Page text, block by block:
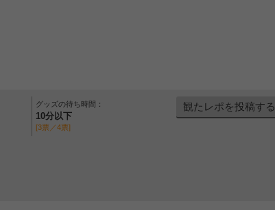
グッズの待ち時間：
10分以下
[3票／4票]
観たレポを投稿する